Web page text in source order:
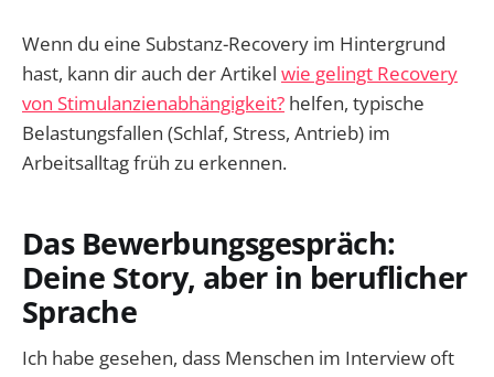
Wenn du eine Substanz-Recovery im Hintergrund
hast, kann dir auch der Artikel wie gelingt Recovery
von Stimulanzienabhängigkeit? helfen, typische
Belastungsfallen (Schlaf, Stress, Antrieb) im
Arbeitsalltag früh zu erkennen.
Das Bewerbungsgespräch:
Deine Story, aber in beruflicher
Sprache
Ich habe gesehen, dass Menschen im Interview oft